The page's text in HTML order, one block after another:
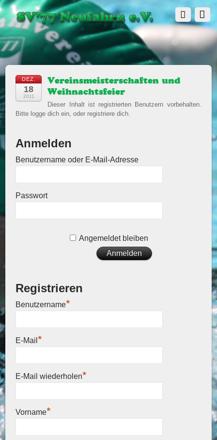
DEZ.
18
2011
Vereinsmeisterschaften und
Weihnachtsfeier
Dieser Inhalt ist registrierten Benutzern vorbehalten.
Bitte logge dich ein, oder registriere dich.
Anmelden
Benutzername oder E-Mail-Adresse
Passwort
Angemeldet bleiben
Registrieren
Benutzername*
E-Mail*
E-Mail wiederholen*
Vorname*